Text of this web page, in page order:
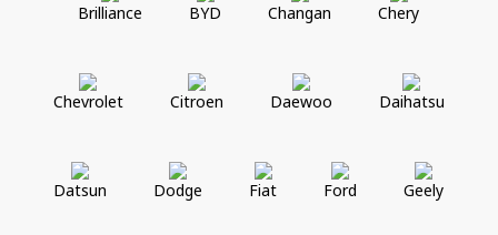
Brilliance BYD Changan Chery
Chevrolet Citroen Daewoo Daihatsu
Datsun Dodge Fiat Ford Geely